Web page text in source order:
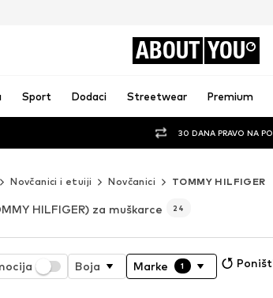
ABOUT YOU
Sport Dodaci Streetwear Premium
30 DANA PRAVO NA
Novčanici i etuiji Novčanici TOMMY HILFIGER
HILFIGER) za muškarce 24
Boja Marke 1